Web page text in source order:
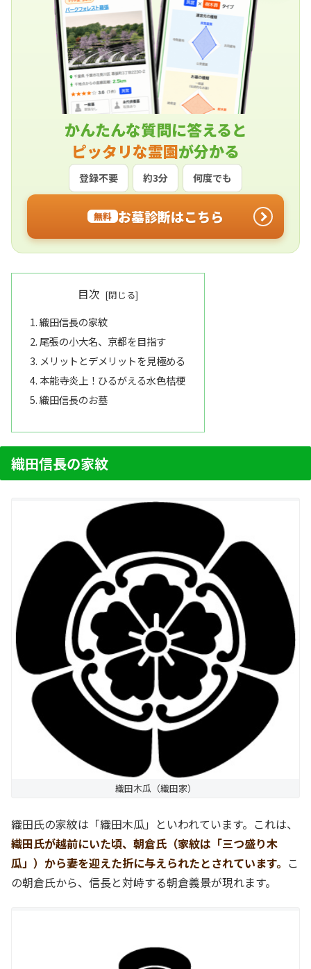
かんたんな質問に答えると
ピッタリな霊園が分かる
登録不要 約3分 何度でも
無料 お墓診断はこちら
目次
織田信長の家紋
尾張の小大名、京都を目指す
メリットとデメリットを見極める
本能寺炎上！ひるがえる水色桔梗
織田信長のお墓
織田信長の家紋
織田木瓜（織田家）
織田氏の家紋は「織田木瓜」といわれています。これは、
織田氏が越前にいた頃、朝倉氏（家紋は「三つ盛り木
瓜」）から妻を迎えた折に与えられたとされています。 こ
の朝倉氏から、信長と対峙する朝倉義景が現れます。